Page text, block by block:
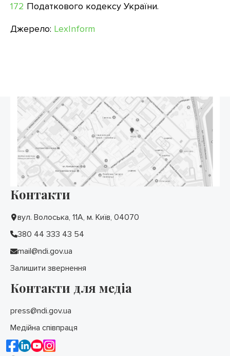
172 Податкового кодексу України.
Джерело: LexInform
Контакти
вул. Волоська, 11А, м. Київ, 04070
380 44 333 43 54
mail@ndi.gov.ua
Залишити звернення
Контакти для медіа
press@ndi.gov.ua
Медійна співпраця